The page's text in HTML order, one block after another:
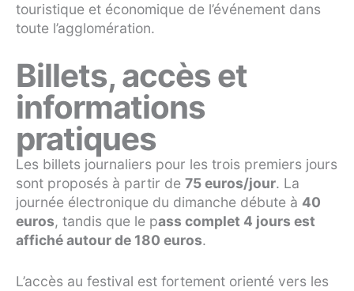
touristique et économique de l’événement dans
toute l’agglomération.
Billets, accès et
informations
pratiques
Les billets journaliers pour les trois premiers jours
sont proposés à partir de 75 euros/jour. La
journée électronique du dimanche débute à 40
euros, tandis que le pass complet 4 jours est
affiché autour de 180 euros.
L’accès au festival est fortement orienté vers les